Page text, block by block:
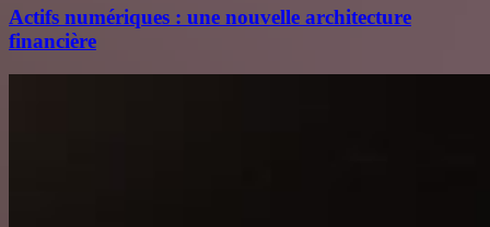
Actifs numériques : une nouvelle architecture
financière